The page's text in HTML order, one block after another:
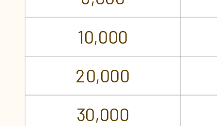
10,000
20,000
30,000